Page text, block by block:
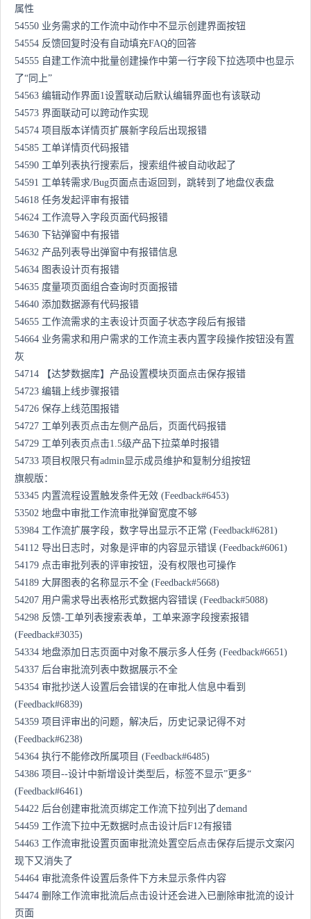
属性
54550 业务需求的工作流中动作中不显示创建界面按钮
54554 反馈回复时没有自动填充FAQ的回答
54555 自建工作流中批量创建操作中第一行字段下拉选项中也显示
了“同上”
54563 编辑动作界面1设置联动后默认编辑界面也有该联动
54573 界面联动可以跨动作实现
54574 项目版本详情页扩展新字段后出现报错
54585 工单详情页代码报错
54590 工单列表执行搜索后，搜索组件被自动收起了
54591 工单转需求/Bug页面点击返回到，跳转到了地盘仪表盘
54618 任务发起评审有报错
54624 工作流导入字段页面代码报错
54630 下钻弹窗中有报错
54632 产品列表导出弹窗中有报错信息
54634 图表设计页有报错
54635 度量项页面组合查询时页面报错
54640 添加数据源有代码报错
54655 工作流需求的主表设计页面子状态字段后有报错
54664 业务需求和用户需求的工作流主表内置字段操作按钮没有置
灰
54714 【达梦数据库】产品设置模块页面点击保存报错
54723 编辑上线步骤报错
54726 保存上线范围报错
54727 工单列表页点击左侧产品后，页面代码报错
54729 工单列表页点击1.5级产品下拉菜单时报错
54733 项目权限只有admin显示成员维护和复制分组按钮
旗舰版：
53345 内置流程设置触发条件无效 (Feedback#6453)
53502 地盘中审批工作流审批弹窗宽度不够
53984 工作流扩展字段，数字导出显示不正常 (Feedback#6281)
54112 导出日志时，对象是评审的内容显示错误 (Feedback#6061)
54179 点击审批列表的评审按钮，没有权限也可操作
54189 大屏图表的名称显示不全 (Feedback#5668)
54207 用户需求导出表格形式数据内容错误 (Feedback#5088)
54298 反馈-工单列表搜索表单，工单来源字段搜索报错
(Feedback#3035)
54334 地盘添加日志页面中对象不展示多人任务 (Feedback#6651)
54337 后台审批流列表中数据展示不全
54354 审批抄送人设置后会错误的在审批人信息中看到
(Feedback#6839)
54359 项目评审出的问题，解决后，历史记录记得不对
(Feedback#6238)
54364 执行不能修改所属项目 (Feedback#6485)
54386 项目--设计中新增设计类型后，标签不显示”更多“
(Feedback#6461)
54422 后台创建审批流页绑定工作流下拉列出了demand
54459 工作流下拉中无数据时点击设计后F12有报错
54463 工作流审批设置页面审批流处置空后点击保存后提示文案闪
现下又消失了
54464 审批流条件设置后条件下方未显示条件内容
54474 删除工作流审批流后点击设计还会进入已删除审批流的设计
页面